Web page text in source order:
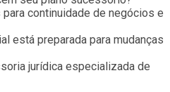
continuidade de negócios e
está preparada para mudanças
jurídica especializada de